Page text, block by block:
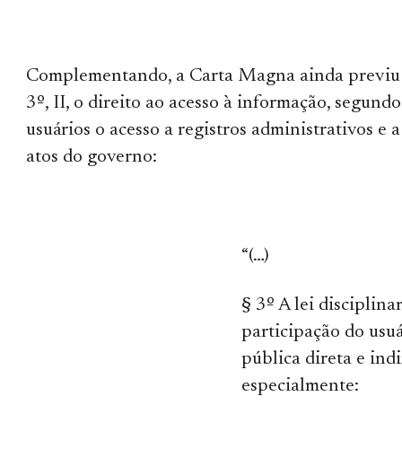
Complementando, a Carta Magna ainda
3º, II, o direito ao acesso à informação,
usuários o acesso a registros administrativos e
atos do governo:
“(…)
§ 3º A lei
participação do
pública direta e
especialmente: